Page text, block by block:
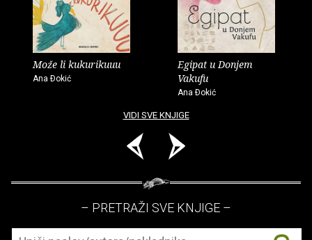
Može li kukurikuuu
Ana Ðokić
Egipat u Donjem
Vakufu
Ana Ðokić
VIDI SVE KNJIGE
– PRETRAŽI SVE KNJIGE –